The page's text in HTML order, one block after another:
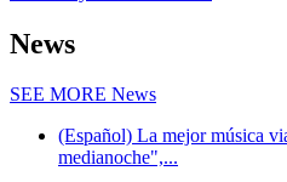
News
SEE MORE News
(Español) La mejor música
medianoche",...